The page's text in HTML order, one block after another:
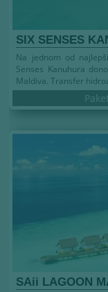
SIX SENSES
Na jednom od
Senses Kanuhura
Maldiva. Transfer
SAii LAGOON